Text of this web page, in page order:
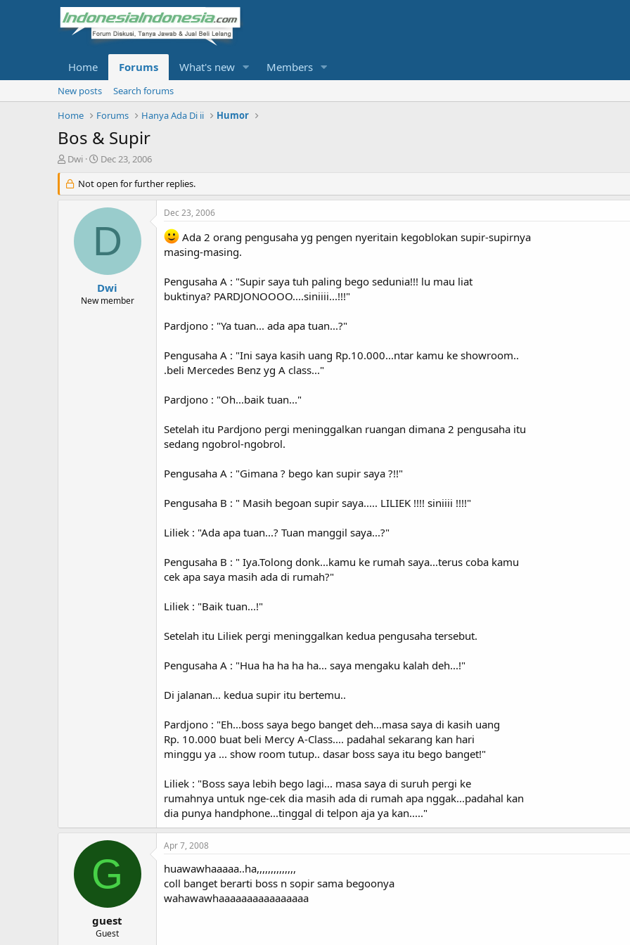
Home Forums What's new Members
New posts
Search forums
Home
Forums Hanya Ada Di ii Humor
Bos & Supir
T
r
e
Dwi
S
a
r
t
a
e
Dec 23, 2006
Not open for further replies.
D
Dwi
New member
Dec 23, 2006
Ada 2 orang pengusaha yg pengen nyeritain kegoblokan supir-supirnya
masing-masing.
Pengusaha A : "Supir saya tuh paling bego sedunia!!! lu mau liat
buktinya? PARDJONOOOO....siniiii...!!!"
Pardjono : "Ya tuan... ada apa tuan...?"
Pengusaha A : "Ini saya kasih uang Rp.10.000...ntar kamu ke showroom..
.beli Mercedes Benz yg A class..."
Pardjono : "Oh...baik tuan..."
Setelah itu Pardjono pergi meninggalkan ruangan dimana 2 pengusaha itu
sedang ngobrol-ngobrol.
Pengusaha A : "Gimana ? bego kan supir saya ?!!"
Pengusaha B : " Masih begoan supir saya..... LILIEK !!!! siniiii !!!!"
Liliek : "Ada apa tuan...? Tuan manggil saya...?"
Pengusaha B : " Iya.Tolong donk...kamu ke rumah saya...terus coba kamu
cek apa saya masih ada di rumah?"
Liliek : "Baik tuan...!"
Setelah itu Liliek pergi meninggalkan kedua pengusaha tersebut.
Pengusaha A : "Hua ha ha ha ha... saya mengaku kalah deh...!"
Di jalanan... kedua supir itu bertemu..
Pardjono : "Eh...boss saya bego banget deh...masa saya di kasih uang
Rp. 10.000 buat beli Mercy A-Class.... padahal sekarang kan hari
minggu ya ... show room tutup.. dasar boss saya itu bego banget!"
Liliek : "Boss saya lebih bego lagi... masa saya di suruh pergi ke
rumahnya untuk nge-cek dia masih ada di rumah apa nggak...padahal kan
dia punya handphone...tinggal di telpon aja ya kan....."
G
guest
Guest
Apr 7, 2008
huawawhaaaaa..ha,,,,,,,,,,,,,,
coll banget berarti boss n sopir sama begoonya
wahawawhaaaaaaaaaaaaaaaa